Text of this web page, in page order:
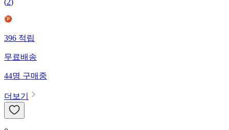
(2)
396적립
무료배송
44명구매중
더보기